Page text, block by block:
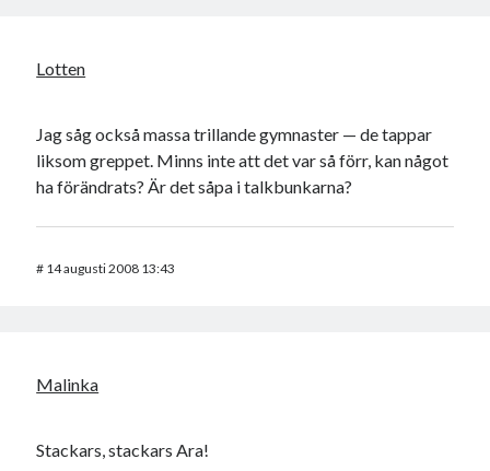
Lotten
Jag såg också massa trillande gymnaster — de tappar
liksom greppet. Minns inte att det var så förr, kan något
ha förändrats? Är det såpa i talkbunkarna?
# 14 augusti 2008 13:43
Malinka
Stackars, stackars Ara!